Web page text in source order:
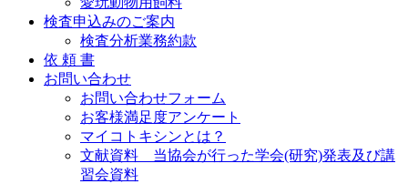
検査申込みのご案内
検査分析業務約款
依 頼 書
お問い合わせ
お問い合わせフォーム
お客様満足度アンケート
マイコトキシンとは？
文献資料 当協会が行った学会(研究)発表及び講
習会資料